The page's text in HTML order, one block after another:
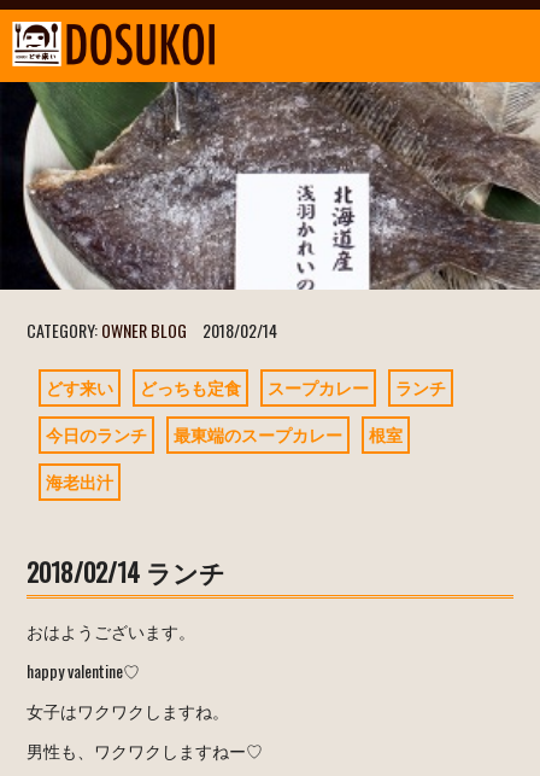
CATEGORY:OWNER BLOG 2018/02/14
どす来い どっちも定食 スープカレー
ランチ
今日のランチ
最東端のスープカレー
根室
海老出汁
2018/02/14 ランチ
おはようございます。
happy valentine♡
女子はワクワクしますね。
男性も、ワクワクしますねー♡